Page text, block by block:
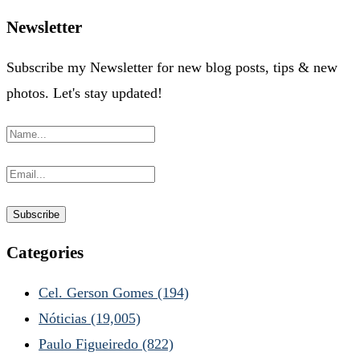
Newsletter
Subscribe my Newsletter for new blog posts, tips & new
photos. Let's stay updated!
Categories
Cel. Gerson Gomes (194)
Nóticias (19,005)
Paulo Figueiredo (822)